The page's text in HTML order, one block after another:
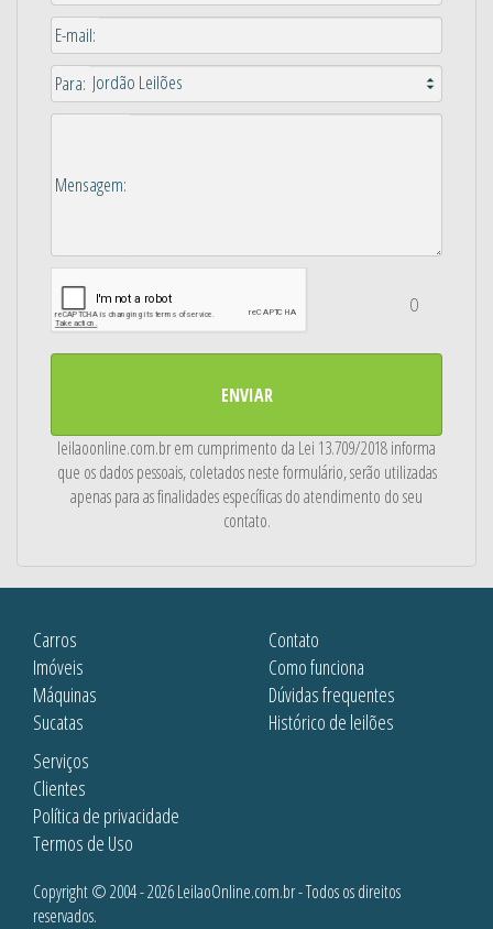
E-mail:
Para:
Mensagem:
O
leilaoonline.com.br em cumprimento da Lei 13.709/2018 informa
que os dados pessoais, coletados neste formulário, serão utilizadas
apenas para as finalidades específicas do atendimento do seu
contato.
Carros
Imóveis
Máquinas
Sucatas
Contato
Como funciona
Dúvidas frequentes
Histórico de leilões
Serviços
Clientes
Política de privacidade
Termos de Uso
Copyright © 2004 - 2026 LeilaoOnline.com.br - Todos os direitos
reservados.